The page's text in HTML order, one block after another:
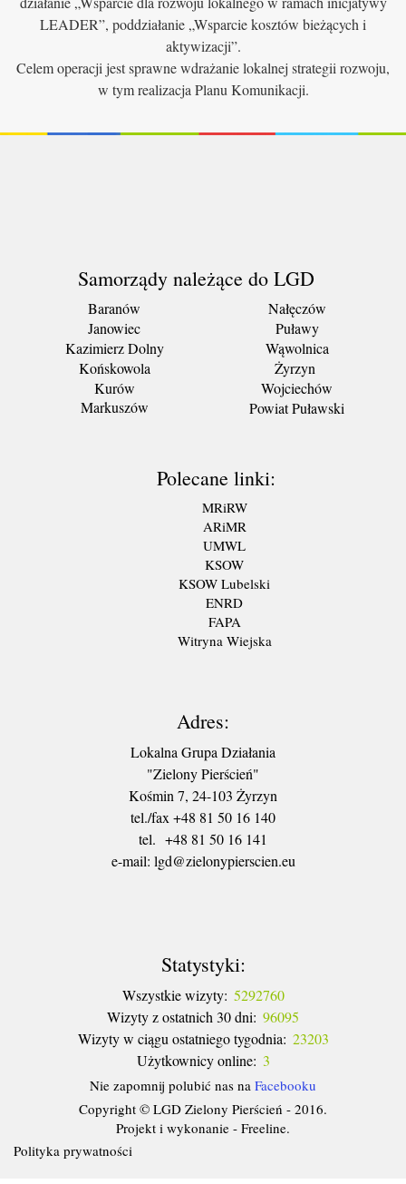
LEADER”, poddziałanie „Wsparcie kosztów bieżących i
aktywizacji”.
Celem operacji jest sprawne wdrażanie lokalnej strategii rozwoju,
w tym realizacja Planu Komunikacji.
Samorządy należące do LGD
Baranów
Janowiec
Kazimierz Dolny
Końskowola
Kurów
Markuszów
Nałęczów
Puławy
Wąwolnica
Żyrzyn
Wojciechów
Powiat Puławski
Polecane linki:
MRiRW
ARiMR
UMWL
KSOW
KSOW Lubelski
ENRD
FAPA
Witryna Wiejska
Adres:
Lokalna Grupa Działania
"Zielony Pierścień"
Kośmin 7, 24-103 Żyrzyn
tel./fax +48 81 50 16 140
tel. +48 81 50 16 141
​e-mail: lgd@zielonypierscien.eu
Statystyki:
Wszystkie wizyty: 5292760
Wizyty z ostatnich 30 dni: 96095
Wizyty w ciągu ostatniego tygodnia: 23203
Użytkownicy online: 3
Nie zapomnij polubić nas na Facebooku
Copyright © LGD Zielony Pierścień - 2016.
Projekt i wykonanie - Freeline.
Polityka prywatności